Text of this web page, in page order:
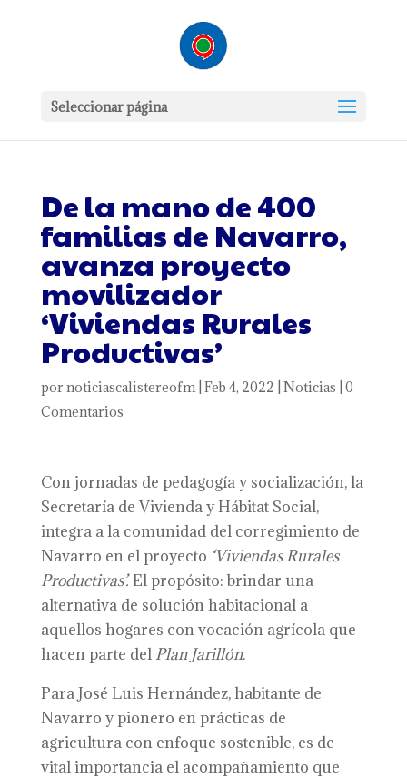
Seleccionar página
De la mano de 400
familias de Navarro,
avanza proyecto
movilizador
‘Viviendas Rurales
Productivas’
por noticiascalistereofm| Feb 4, 2022 Noticias 0
Comentarios
Con jornadas de pedagogía y socialización, la
Secretaría de Vivienda y Hábitat Social,
integra a la comunidad del corregimiento de
Navarro en el proyecto ‘Viviendas Rurales
Productivas’.El propósito: brindar una
alternativa de solución habitacional a
aquellos hogares con vocación agrícola que
hacen parte del Plan Jarillón.
Para José Luis Hernández, habitante de
Navarro y pionero en prácticas de
agricultura con enfoque sostenible, es de
vital importancia el acompañamiento que